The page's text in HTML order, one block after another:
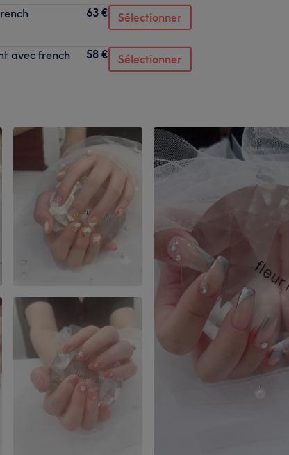
63 € Sélectionner
avec french
58 € Sélectionner